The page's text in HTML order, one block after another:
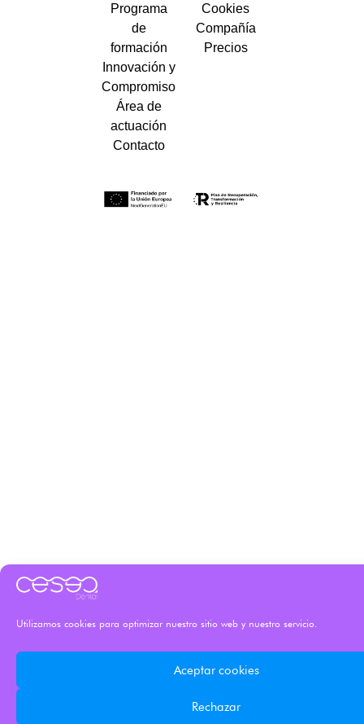
Utilizamos cookies para optimizar nuestro sitio web y nuestro servicio.
Aceptar cookies
Rechazar
Programa
de
formación
Innovación y
Compromiso
Área de
actuación
Contacto
Cookies
Compañía
Precios